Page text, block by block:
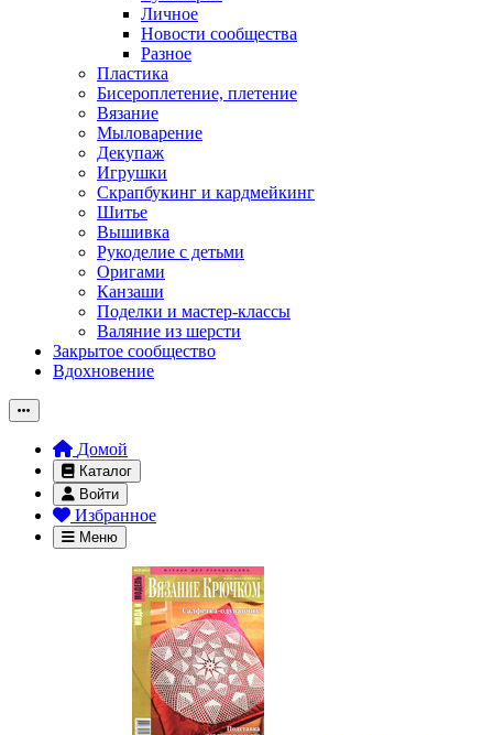
Личное
Новости сообщества
Разное
Пластика
Бисероплетение, плетение
Вязание
Мыловарение
Декупаж
Игрушки
Скрапбукинг и кардмейкинг
Шитье
Вышивка
Рукоделие с детьми
Оригами
Канзаши
Поделки и мастер-классы
Валяние из шерсти
Закрытое сообщество
Вдохновение
Домой
Каталог
Войти
Избранное
Меню